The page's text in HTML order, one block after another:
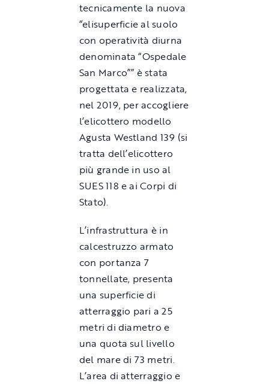
tecnicamente la nuova
“elisuperficie al suolo
con operatività diurna
denominata “Ospedale
San Marco”” è stata
progettata e realizzata,
nel 2019, per accogliere
l’elicottero modello
Agusta Westland 139 (si
tratta dell’elicottero
più grande in uso al
SUES 118 e ai Corpi di
Stato).
L’infrastruttura è in
calcestruzzo armato
con portanza 7
tonnellate, presenta
una superficie di
atterraggio pari a 25
metri di diametro e
una quota sul livello
del mare di 73 metri.
L’area di atterraggio e